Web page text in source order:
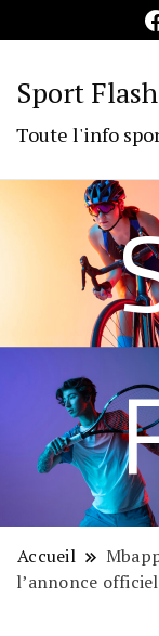
Sport Flash
Toute l'info
Accueil
l’annonce